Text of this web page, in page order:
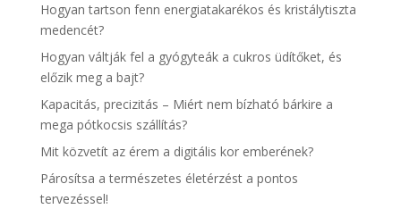
Hogyan tartson fenn energiatakarékos és kristálytiszta
medencét?
Hogyan váltják fel a gyógyteák a cukros üdítőket, és
előzik meg a bajt?
Kapacitás, precizitás – Miért nem bízható bárkire a
mega pótkocsis szállítás?
Mit közvetít az érem a digitális kor emberének?
Párosítsa a természetes életérzést a pontos
tervezéssel!